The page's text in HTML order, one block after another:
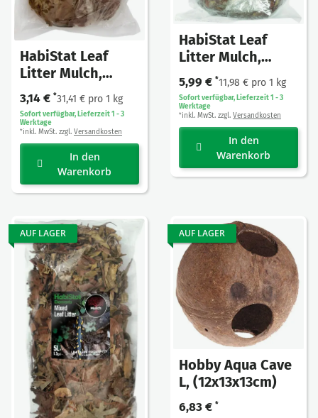
HabiStat Leaf
Litter Mulch,
Laubstreu Mulch
100g
3,14 € *31,41 € pro 1 kg
Sofort verfügbar, Lieferzeit 1 - 3
Werktage
*inkl. MwSt. zzgl. Versandkosten
In den
Warenkorb
HabiStat Leaf
Litter Mulch,
Laubstreu Mulch
500g
5,99 € *11,98 € pro 1 kg
Sofort verfügbar, Lieferzeit 1 - 3
Werktage
*inkl. MwSt. zzgl. Versandkosten
In den
Warenkorb
AUF LAGER AUF LAGER
Hobby Aqua Cave
L, (12x13x13cm)
6,83 € *